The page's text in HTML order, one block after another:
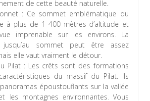
de cette beauté naturelle.
: Ce sommet emblématique du
à plus de 1 400 mètres d’altitude et
imprenable sur les environs. La
jusqu’au sommet peut être assez
elle vaut vraiment le détour.
Pilat : Les crêts sont des formations
du massif du Pilat. Ils
époustouflants sur la vallée
les montagnes environnantes. Vous